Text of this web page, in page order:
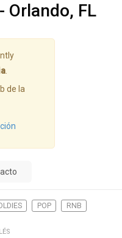
- Orlando, FL
de la
POP RNB